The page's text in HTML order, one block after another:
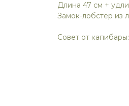
Длина 47 см +
Замок-лобстер из
Совет от